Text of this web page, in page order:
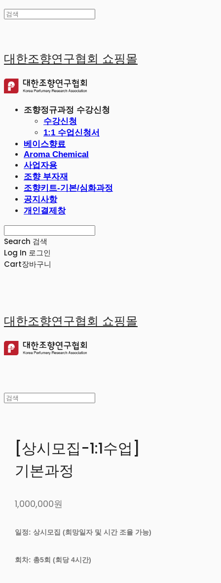
대한조향연구협회 쇼핑몰
조향정규과정 수강신청
수강신청
1:1 수업신청서
베이스향료
Aroma Chemical
사업자용
조향 부자재
조향키트-기본/심화과정
공지사항
개인결제창
Search 검색
Log In 로그인
Cart장바구니
대한조향연구협회 쇼핑몰
[상시모집-1:1수업]
기본과정
1,000,000원
일정: 상시모집 (희망일자 및 시간 조율 가능)
회차: 총5회 (회당 4시간)